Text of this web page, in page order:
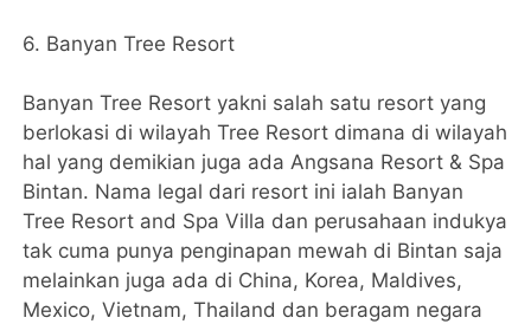
6. Banyan Tree Resort
Banyan Tree Resort yakni salah satu resort yang
berlokasi di wilayah Tree Resort dimana di wilayah
hal yang demikian juga ada Angsana Resort & Spa
Bintan. Nama legal dari resort ini ialah Banyan
Tree Resort and Spa Villa dan perusahaan indukya
tak cuma punya penginapan mewah di Bintan saja
melainkan juga ada di China, Korea, Maldives,
Mexico, Vietnam, Thailand dan beragam negara